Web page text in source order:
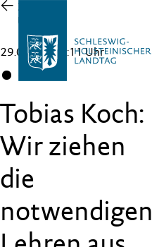
Zur
Übersicht
29.05.26 , 11:11 Uhr
Tobias Koch:
Wir ziehen
die
notwendigen